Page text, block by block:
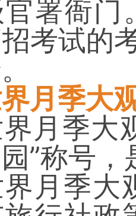
署衙
考试的
月季大
月季大
”称号
月季大